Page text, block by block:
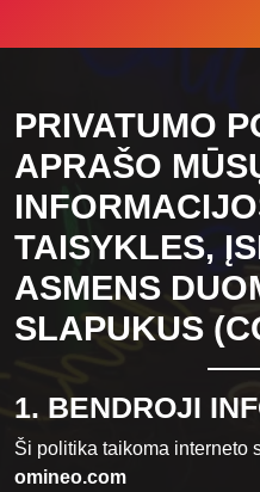
PRIVATUMO
APRAŠO
TAISYKLES,
ASMENS
SLAPUKUS
1. BENDROJI
Ši politika taikoma interneto
omineo.com